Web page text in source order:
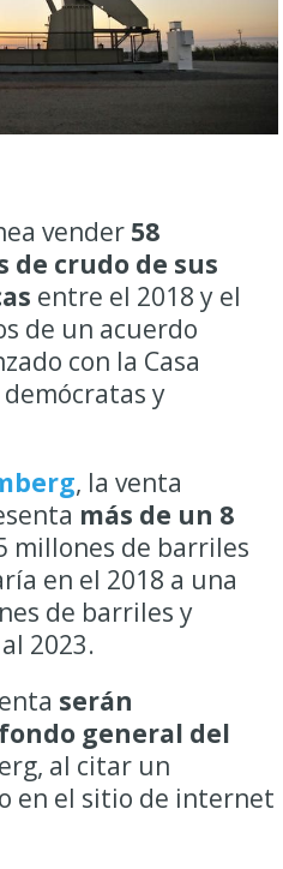
vender 58
de crudo de sus
entre el 2018 y el
de un acuerdo
con la Casa
y
, la venta
más de un 8
millones de barriles
en el 2018 a una
de barriles y
2023.
serán
general del
al citar un
en el sitio de internet